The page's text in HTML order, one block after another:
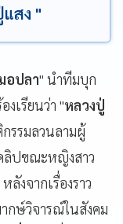
สง "
อปลา" นำทีมบุก
งเรียนว่า "หลวงปู่
รรมลวนลามผู้
ลิปขณะหญิงสาว
ลังจากเรื่องราว
กษ์วิจารณ์ในสังคม